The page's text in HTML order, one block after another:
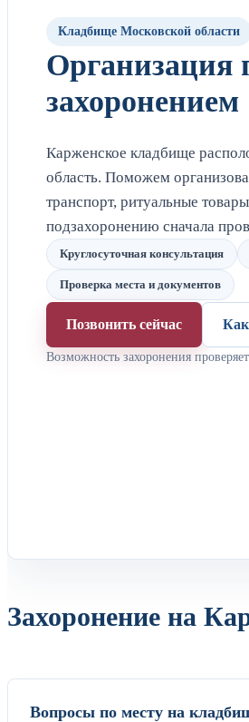
Кладбище Московской области
Организация
захоронением
Карженское кладбище
область. Поможем
транспорт, ритуальные
подзахоронению сначала
Круглосуточная консультация
Проверка места и документов
Позвонить сейчас
Возможность захоронения
Захоронение на
Вопросы по месту на